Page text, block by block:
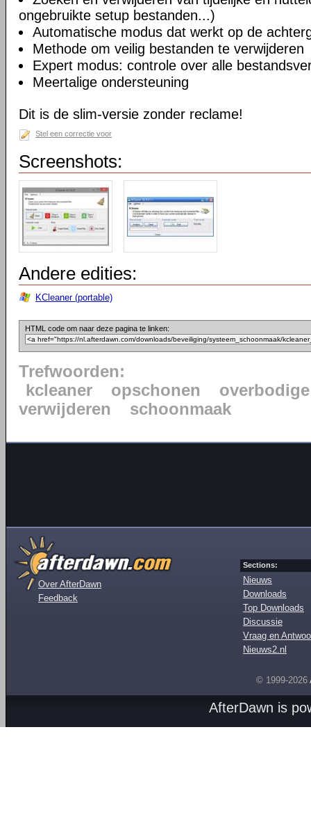
ongebruikte setup bestanden...)
Automatische modus dat werkt op de
Methode om veilig bestanden te verwijderen
Expert modus: controle over alle
Meertalige ondersteuning
Dit is de slim-versie zonder reclame!
Stel een correctie voor
Screenshots:
Andere edities:
KCleaner (portable)
HTML code om naar deze pagina te linken:
Trefwoorden:
kcleaner
opschonen
verwijderen
schoonmaak
Over AfterDawn
Feedback
Sections:
Nieuws
Downloads
Top Downloads
Discussie
Vraag en
Nieuws2.nl
© 1999-2026
AfterDawn is